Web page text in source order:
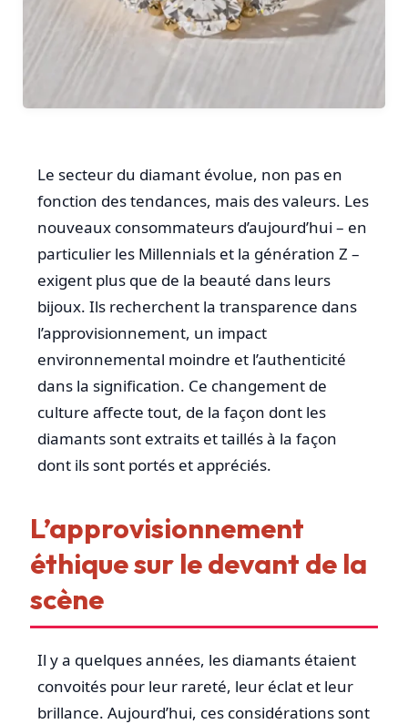
Le secteur du diamant évolue, non pas en
fonction des tendances, mais des valeurs. Les
nouveaux consommateurs d’aujourd’hui – en
particulier les Millennials et la génération Z –
exigent plus que de la beauté dans leurs
bijoux. Ils recherchent la transparence dans
l’approvisionnement, un impact
environnemental moindre et l’authenticité
dans la signification. Ce changement de
culture affecte tout, de la façon dont les
diamants sont extraits et taillés à la façon
dont ils sont portés et appréciés.
L’approvisionnement
éthique sur le devant de la
scène
Il y a quelques années, les diamants étaient
convoités pour leur rareté, leur éclat et leur
brillance. Aujourd’hui, ces considérations sont